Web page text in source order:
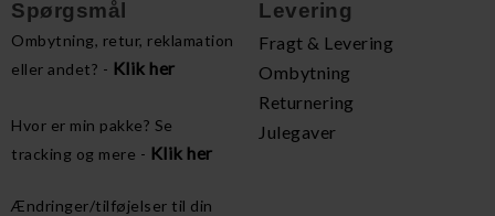
Spørgsmål
Ombytning, retur, reklamation
eller andet? - Klik her
Hvor er min pakke? Se
tracking og mere - Klik her
Ændringer/tilføjelser til din
Levering
Fragt & Levering
Ombytning
Returnering
Julegaver